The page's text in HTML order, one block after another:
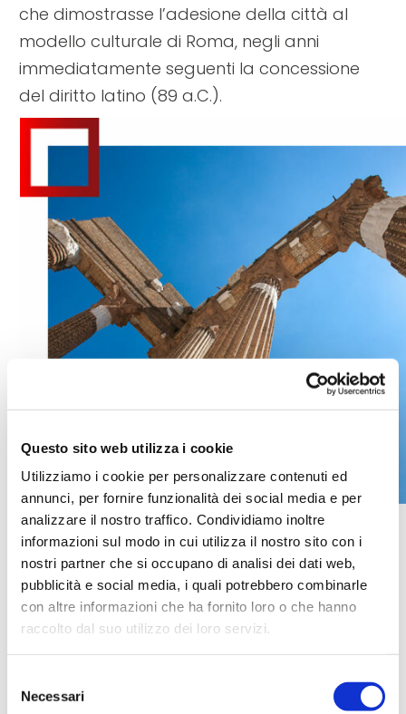
Questo sito web utilizza i cookie
Utilizziamo i cookie per personalizzare contenuti ed
annunci, per fornire funzionalità dei social media e per
analizzare il nostro traffico. Condividiamo inoltre
informazioni sul modo in cui utilizza il nostro sito con i
nostri partner che si occupano di analisi dei dati web,
pubblicità e social media, i quali potrebbero combinarle
con altre informazioni che ha fornito loro o che hanno
raccolto dal suo utilizzo dei loro servizi.
l'informativa sulla
Cookie Policy
delNecessari
che dimostrasse l’adesione della città al
modello culturale di Roma, negli anni
immediatamente seguenti la concessione
del diritto latino (89 a.C.).
Il Capitolium
Il Capitolium era il tempio principale di
ogni città romana ed era il simbolo stesso
della cultura di Roma. Era dedicato al culto
divinità del pantheon latino: Giove, Giunone e